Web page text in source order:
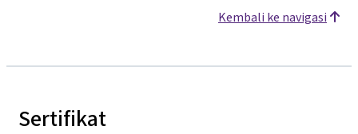
Kembali ke navigasi
Sertifikat